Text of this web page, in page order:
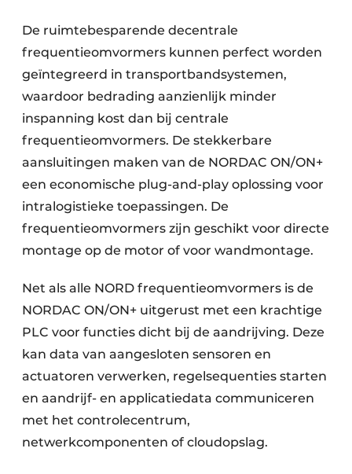
De ruimtebesparende decentrale
frequentieomvormers kunnen perfect worden
geïntegreerd in transportbandsystemen,
waardoor bedrading aanzienlijk minder
inspanning kost dan bij centrale
frequentieomvormers. De stekkerbare
aansluitingen maken van de NORDAC ON/ON+
een economische plug-and-play oplossing voor
intralogistieke toepassingen. De
frequentieomvormers zijn geschikt voor directe
montage op de motor of voor wandmontage.
Net als alle NORD frequentieomvormers is de
NORDAC ON/ON+ uitgerust met een krachtige
PLC voor functies dicht bij de aandrijving. Deze
kan data van aangesloten sensoren en
actuatoren verwerken, regelsequenties starten
en aandrijf- en applicatiedata communiceren
met het controlecentrum,
netwerkcomponenten of cloudopslag.